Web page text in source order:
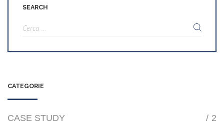
SEARCH
Ricerca
per:
CATEGORIE
CASE STUDY / 2